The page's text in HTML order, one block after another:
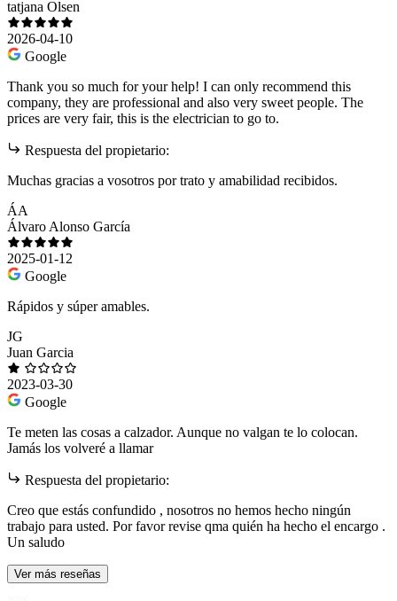
tatjana Olsen
2026-04-10
Google
Thank you so much for your help! I can only recommend this
company, they are professional and also very sweet people. The
prices are very fair, this is the electrician to go to.
Respuesta del propietario:
Muchas gracias a vosotros por trato y amabilidad recibidos.
ÁA
Álvaro Alonso García
2025-01-12
Google
Rápidos y súper amables.
JG
Juan Garcia
2023-03-30
Google
Te meten las cosas a calzador. Aunque no valgan te lo colocan.
Jamás los volveré a llamar
Respuesta del propietario:
Creo que estás confundido , nosotros no hemos hecho ningún
trabajo para usted. Por favor revise qma quién ha hecho el encargo .
Un saludo
Ver más reseñas